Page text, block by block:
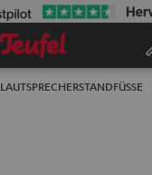
Startseite
LAUTSPRECHERSTANDFÜSSE